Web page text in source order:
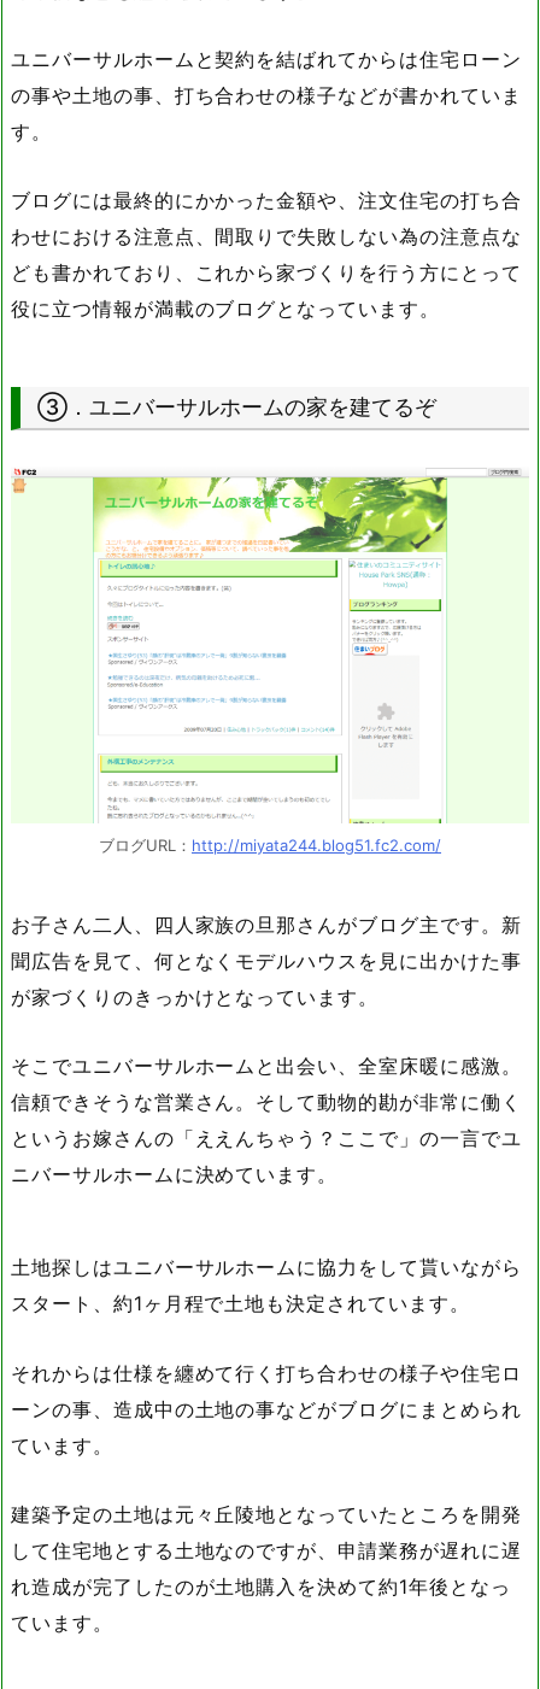
ユニバーサルホームと契約を結ばれてからは住宅ローン
の事や土地の事、打ち合わせの様子などが書かれていま
す。
ブログには最終的にかかった金額や、注文住宅の打ち合
わせにおける注意点、間取りで失敗しない為の注意点な
ども書かれており、これから家づくりを行う方にとって
役に立つ情報が満載のブログとなっています。
③．ユニバーサルホームの家を建てるぞ
ブログURL： http://miyata244.blog51.fc2.com/
お子さん二人、四人家族の旦那さんがブログ主です。新
聞広告を見て、何となくモデルハウスを見に出かけた事
が家づくりのきっかけとなっています。
そこでユニバーサルホームと出会い、全室床暖に感激。
信頼できそうな営業さん。そして動物的勘が非常に働く
というお嫁さんの「ええんちゃう？ここで」の一言でユ
ニバーサルホームに決めています。
土地探しはユニバーサルホームに協力をして貰いながら
スタート、約1ヶ月程で土地も決定されています。
それからは仕様を纏めて行く打ち合わせの様子や住宅ロ
ーンの事、造成中の土地の事などがブログにまとめられ
ています。
建築予定の土地は元々丘陵地となっていたところを開発
して住宅地とする土地なのですが、申請業務が遅れに遅
れ造成が完了したのが土地購入を決めて約1年後となっ
ています。